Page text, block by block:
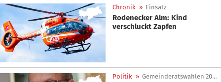
Chronik » Einsatz
Rodenecker Alm: Kind
verschluckt Zapfen
Politik » Gemeinderatswahlen 2025